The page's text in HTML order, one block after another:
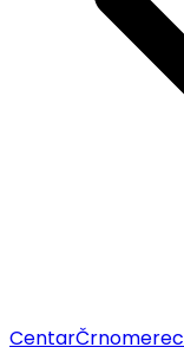
CentarČrnomerec